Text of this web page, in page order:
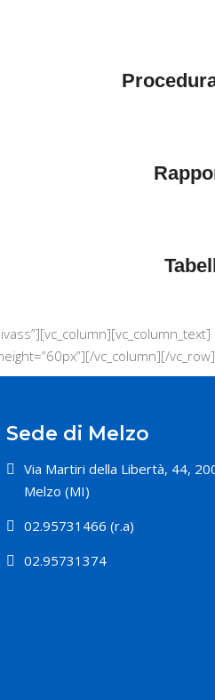
vc_column][/vc_row]
Sede di Melzo
Via Martiri della Libertà, 44,
Melzo (MI)
02.95731466 (r.a)
02.95731374